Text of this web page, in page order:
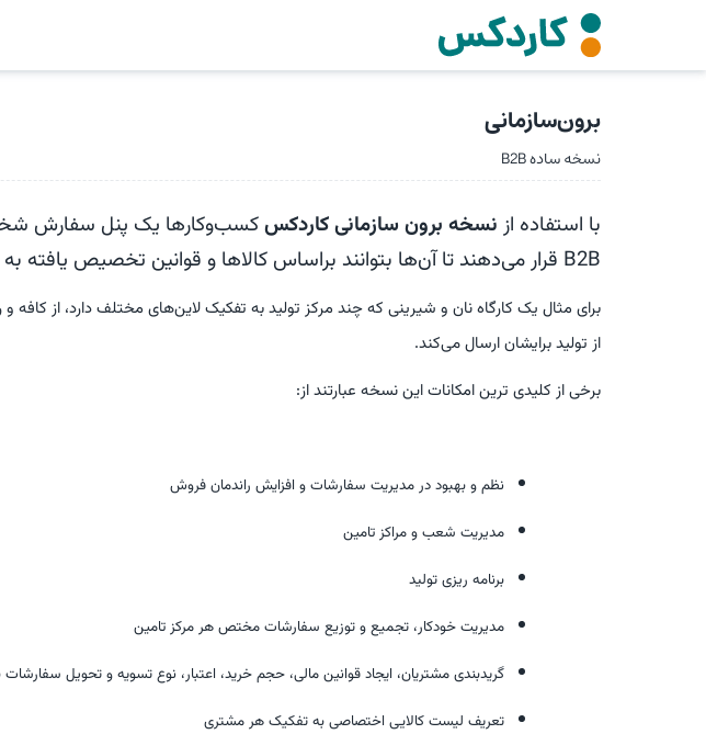
برون‌سازمانی
نسخه ساده B2B
با استفاده از نسخه برون سازمانی کاردکسکسب‌و‌کارها یک پنل سفارش
B2B قرار می‌دهند تا آن‌ها بتوانند براساس کالاها و قوانین تخصیص
برای مثال یک کارگاه نان و شیرینی که چند مرکز تولید به تفکیک لاین‌های مختلف دارد، از
از تولید برایشان ارسال می‌کند.
برخی از کلیدی ترین امکانات این نسخه عبارتند از:
نظم و بهبود در مدیریت سفارشات و افزایش راندمان فروش
مدیریت شعب و مراکز تامین
برنامه ریزی تولید
مدیریت خودکار، تجمیع و توزیع سفارشات مختص هر مرکز تامین
گریدبندی مشتریان، ایجاد قوانین مالی، حجم خرید، اعتبار، نوع تسویه و تحویل
تعریف لیست کالایی اختصاصی به تفکیک هر مشتری